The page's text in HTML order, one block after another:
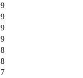
9
9
9
9
8
8
7